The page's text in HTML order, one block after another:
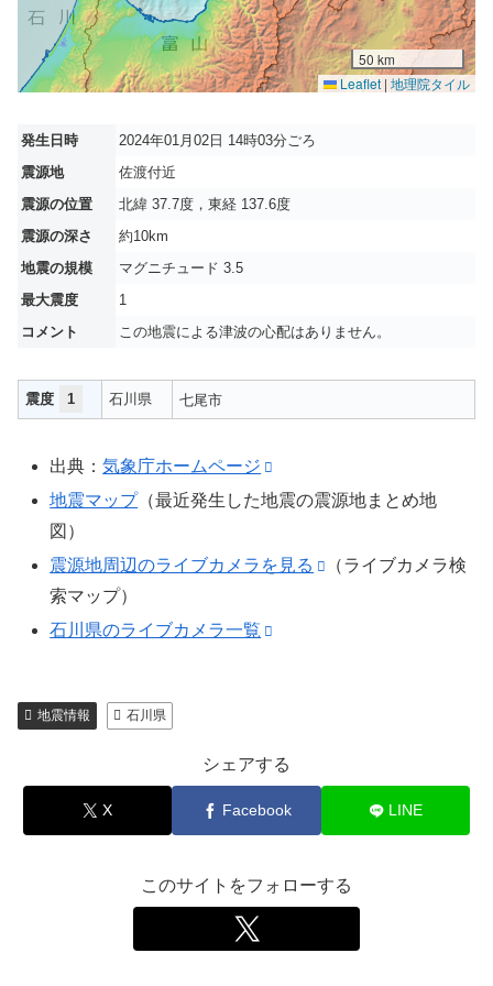
50 km
Leaflet | 地理院タイル
発生日時
2024年01月02日 14時03分ごろ
震源地
佐渡付近
震源の位置
北緯 37.7度，東経 137.6度
震源の深さ
約10km
地震の規模
マグニチュード 3.5
最大震度
1
コメント
この地震による津波の心配はありません。
震度 1 石川県 七尾市
出典：気象庁ホームページ
地震マップ（最近発生した地震の震源地まとめ地
図）
震源地周辺のライブカメラを見る
（ライブカメラ検
索マップ）
石川県のライブカメラ一覧
地震情報 石川県
シェアする
X Facebook LINE
このサイトをフォローする